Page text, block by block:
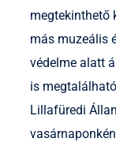
megtekinthető
más muzeális
védelme alatt
is
Lillafüredi